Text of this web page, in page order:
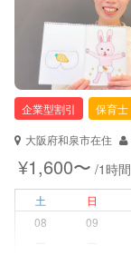
企業型割引
保育士
大阪府和泉市在住
¥1,600〜 /1時間
土 日
08
09